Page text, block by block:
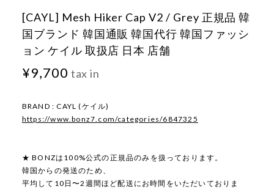
[CAYL] Mesh Hiker Cap V2 / Grey 正規品 韓
国ブランド 韓国通販 韓国代行 韓国ファッシ
ョン ケイル 取扱店 日本 店舗
¥9,700 tax in
BRAND : CAYL (ケイル)
https://www.bonz7.com/categories/6847325
★ BONZは100%公式の正規品のみを扱っております。
韓国からの発送のため、
平均して10日〜2週間ほど配送にお時間をいただいておりま